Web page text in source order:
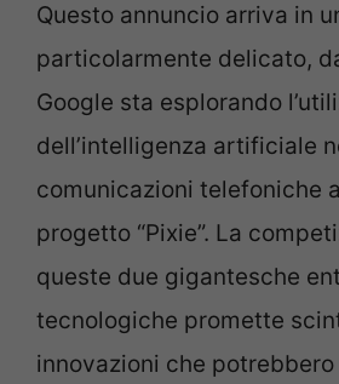
Questo annuncio arriva in
particolarmente delicato,
Google sta esplorando
dell’intelligenza artificiale
comunicazioni telefoniche
progetto “Pixie”. La
queste due gigantesche
tecnologiche promette
innovazioni che